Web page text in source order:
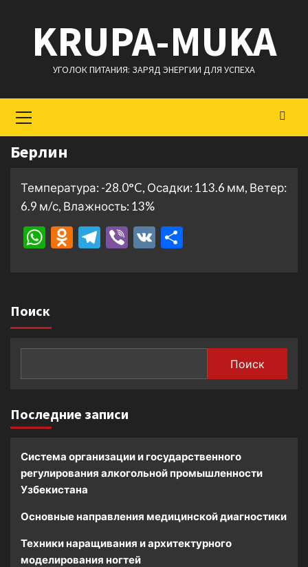
содержимому
KRUPA-MUKA
УГОЛОК ПИТАНИЯ: ЗАРЯД ЭНЕРГИИ ДЛЯ УСПЕХА
меню
Берлин
Температура: -28.0°C, Осадки: 113.6 мм, Ветер:
6.9 м/с, Влажность: 13%
WhatsApp
Odnoklassniki
Telegram
Viber
VK
Поиск
Поиск
Последние записи
Система организации и государственного
регулирования алкогольной промышленности
Узбекистана
Основные направления медицинской диагностики
Техники наращивания и архитектурного
моделирования ногтей